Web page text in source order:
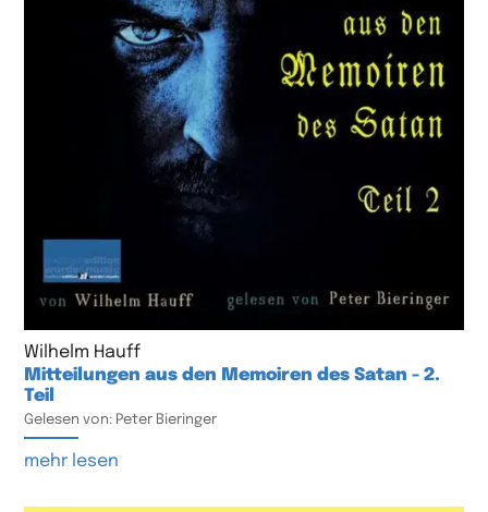
Wilhelm Hauff
Mitteilungen aus den Memoiren des Satan - 2.
Teil
Gelesen von: Peter Bieringer
mehr lesen